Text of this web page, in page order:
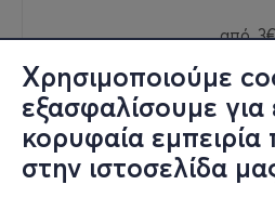
Χρησιμοποιούμε
εξασφαλίσουμε για
κορυφαία
στην ιστοσελίδα
από 3€